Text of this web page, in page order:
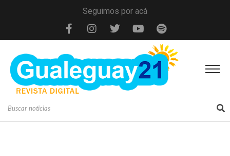
Seguimos por acá